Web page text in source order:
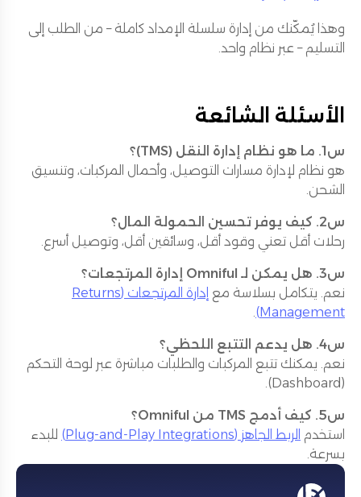
وهذا يُمكّنك من إدارة سلسلة الإمداد كاملة – من الطلب إلى
التسليم – عبر نظام واحد.
الأسئلة الشائعة
س1. ما هو نظام إدارة النقل (TMS)؟
هو نظام لإدارة مسارات التوصيل، وأحمال المركبات، وتنسيق
الشحن.
س2. كيف يوفر تحسين الحمولة المال؟
رحلات أقل تعني وقود أقل، وسائقين أقل، وتوصيل أسرع.
س3. هل يمكن لـ Omniful إدارة المرتجعات؟
نعم. يتكامل بسلاسة مع
إدارة المرتجعات (Returns
Management)
س4. هل يدعم التتبع اللحظي؟
نعم. يمكنك تتبع المركبات والطلبات مباشرة عبر لوحة التحكم
(Dashboard).
س5. كيف أدمج TMS من Omniful؟
استخدم الربط الجاهز (Plug-and-Play Integrations)
للبدء
بسرعة.